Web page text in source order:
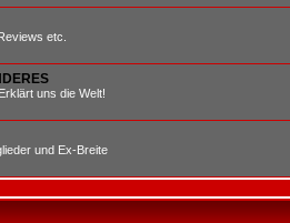
etc.
uns die Welt!
und Ex-Breite